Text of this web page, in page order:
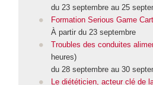
du 23 septembre au 25
Formation Serious Game
À partir du 23 septembre
Troubles des conduites
heures)
du 28 septembre au 30
Le diététicien, acteur clé de